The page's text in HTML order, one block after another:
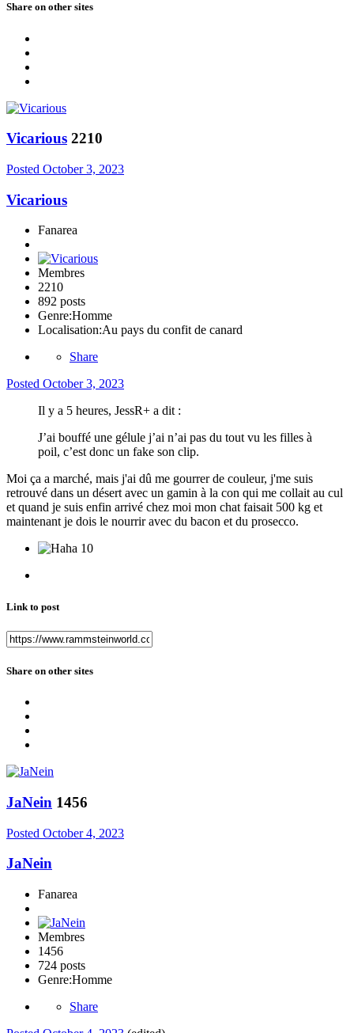
Share on other sites
Vicarious 2210
Posted October 3, 2023
Vicarious
Fanarea
Membres
2210
892 posts
Genre:Homme
Localisation:Au pays du confit de canard
Share
Posted October 3, 2023
Il y a 5 heures, JessR+ a dit :
J’ai bouffé une gélule j’ai n’ai pas du tout vu les filles à
poil, c’est donc un fake son clip.
Moi ça a marché, mais j'ai dû me gourrer de couleur, j'me suis
retrouvé dans un désert avec un gamin à la con qui me collait au cul
et quand je suis enfin arrivé chez moi mon chat faisait 500 kg et
maintenant je dois le nourrir avec du bacon et du prosecco.
10
Link to post
Share on other sites
JaNein 1456
Posted October 4, 2023
JaNein
Fanarea
Membres
1456
724 posts
Genre:Homme
Share